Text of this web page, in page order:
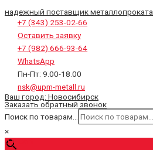
надежный поставщик металлопроката
+7 (343) 253-02-66
Оставить заявку
+7 (982) 666-93-64
WhatsApp
Пн-Пт: 9.00-18.00
nsk@upm-metall.ru
Ваш город: Новосибирск
Заказать обратный звонок
Поиск по товарам...
×
0₽